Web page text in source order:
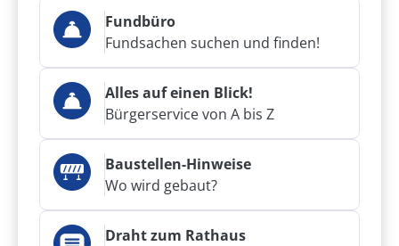
Fundbüro
Fundsachen suchen und finden!
Alles auf einen Blick!
Bürgerservice von A bis Z
Baustellen-Hinweise
Wo wird gebaut?
Draht zum Rathaus